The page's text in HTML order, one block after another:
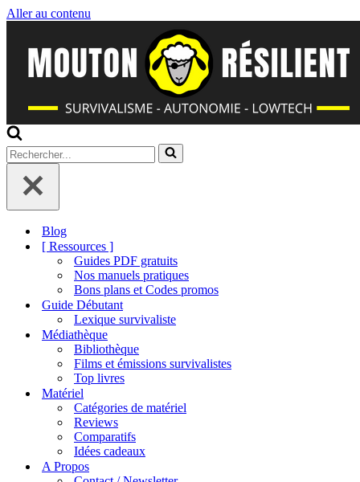
Aller au contenu
Rechercher...
Blog
[ Ressources ]
Guides PDF gratuits
Nos manuels pratiques
Bons plans et Codes promos
Guide Débutant
Lexique survivaliste
Médiathèque
Bibliothèque
Films et émissions survivalistes
Top livres
Matériel
Catégories de matériel
Reviews
Comparatifs
Idées cadeaux
A Propos